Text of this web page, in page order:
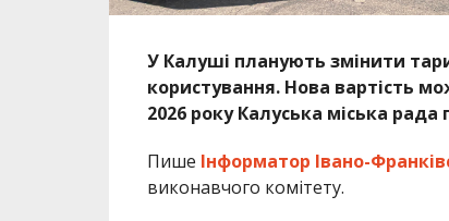
У Калуші планують змінити
користування. Нова вартість
2026 року Калуська міська
Пише Інформатор Івано-
виконавчого комітету.